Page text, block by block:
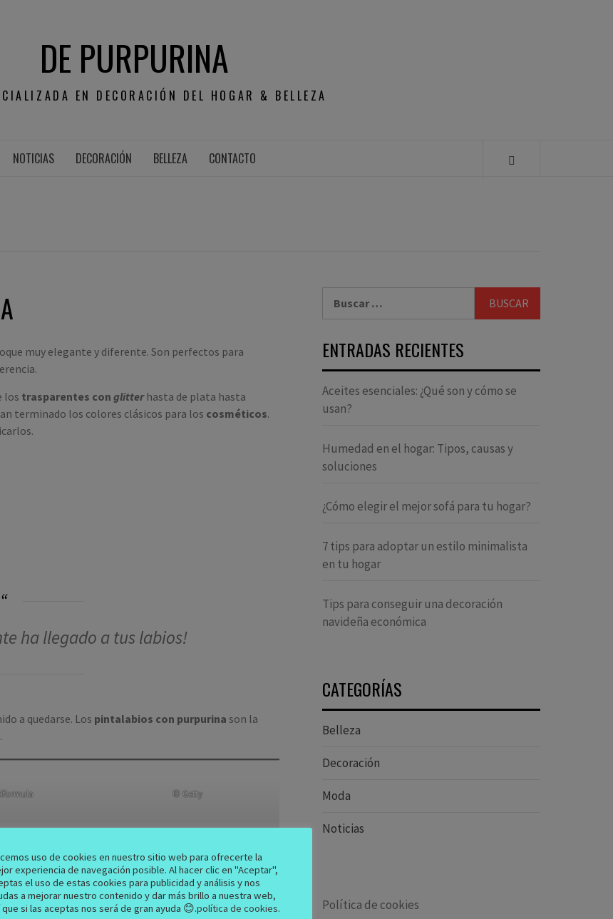
DE PURPURINA
EN DECORACIÓN DEL HOGAR & BELLEZA
NOTICIAS DECORACIÓN BELLEZA CONTACTO
muy elegante y diferente. Son perfectos para
los trasparentes con glitter hasta de plata hasta
terminado los colores clásicos para los cosméticos.
ha llegado a tus labios!
a quedarse. Los pintalabios con purpurina son la
© Getty
ENTRADAS RECIENTES
Aceites esenciales: ¿Qué son y cómo se
usan?
Humedad en el hogar: Tipos, causas y
soluciones
¿Cómo elegir el mejor sofá para tu hogar?
7 tips para adoptar un estilo minimalista
en tu hogar
Tips para conseguir una decoración
navideña económica
CATEGORÍAS
Belleza
Decoración
Moda
Noticias
Política de cookies
uso de cookies en nuestro sitio web para ofrecerte la
experiencia de navegación posible. Al hacer clic en "Aceptar",
el uso de estas cookies para publicidad y análisis y nos
a mejorar nuestro contenido y dar más brillo a nuestra web,
que si las aceptas nos será de gran ayuda 😊.política de cookies.